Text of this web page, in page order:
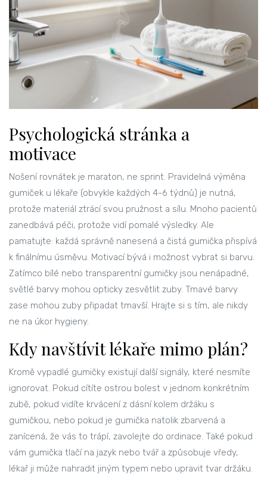
Psychologická stránka a
motivace
Nošení rovnátek je maraton, ne sprint. Pravidelná výměna
gumiček u lékaře (obvykle každých 4-6 týdnů) je nutná,
protože materiál ztrácí svou pružnost a sílu. Mnoho pacientů
zanedbává péči, protože vidí pomalé výsledky. Ale
pamatujte: každá správně nanesená a čistá gumička přispívá
k finálnímu úsměvu. Motivací bývá i možnost vybrat si barvu.
Zatímco bílé nebo transparentní gumičky jsou nenápadné,
světlé barvy mohou opticky zesvětlit zuby. Tmavé barvy
zase mohou zuby připadat tmavší. Hrajte si s tím, ale nikdy
ne na úkor hygieny.
Kdy navštívit lékaře mimo plán?
Kromě vypadlé gumičky existují další signály, které nesmíte
ignorovat. Pokud cítíte ostrou bolest v jednom konkrétním
zubě, pokud vidíte krvácení z dásní kolem držáku s
gumičkou, nebo pokud je gumička natolik zbarvená a
zanícená, že vás to trápí, zavolejte do ordinace. Také pokud
vám gumička tlačí na jazyk nebo tvář a způsobuje vředy,
lékař ji může nahradit jiným typem nebo upravit tvar držáku.